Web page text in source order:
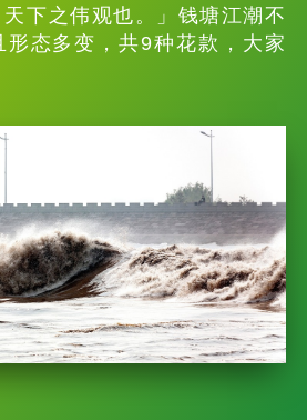
下之伟观也。」钱塘江潮不
态多变，共9种花款，大家